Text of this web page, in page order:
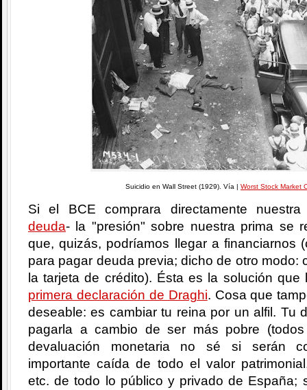
Suicidio en Wall Street (1929). Vía | Worst Stock Market
Si el BCE comprara directamente
deuda- la "presión" sobre nuestra prima se
que, quizás, podríamos llegar a financiarnos
para pagar deuda previa; dicho de otro modo:
la tarjeta de crédito). Ésta es la solución
primera declaración de Draghi. Cosa que
deseable: es cambiar tu reina por un alfil. Tu
pagarla a cambio de ser más pobre
devaluación monetaria no sé si serán
importante caída de todo el valor
etc. de todo lo público y privado de España;